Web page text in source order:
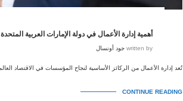
أهمية إدارة الأعمال في دولة الإمارات العربية المتحدة
written by جود أونسال
تُعد إدارة الأعمال من الركائز الأساسية لنجاح المؤسسات في الاقتصاد
CONTINUE READING